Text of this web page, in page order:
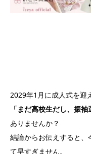
2029年1月に成人式を迎
「まだ高校生だし、振
ありませんか？
結論からお伝えすると、
て早すぎません。